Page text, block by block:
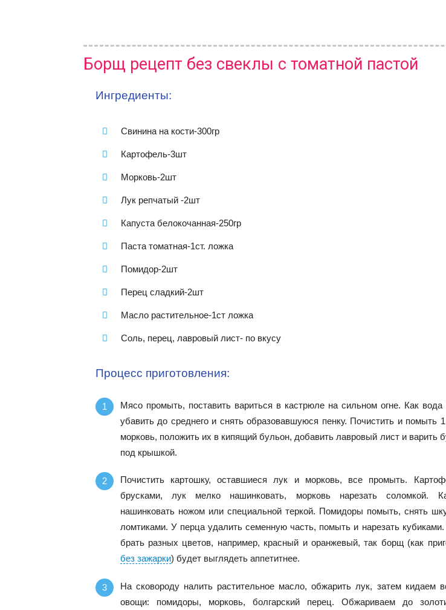
Борщ рецепт без свеклы с томатной пастой
Ингредиенты:
Свинина на кости-300гр
Картофель-3шт
Морковь-2шт
Лук репчатый -2шт
Капуста белокочанная-250гр
Паста томатная-1ст. ложка
Помидор-2шт
Перец сладкий-2шт
Масло растительное-1ст ложка
Соль, перец, лавровый лист- по вкусу
Процесс приготовления:
Мясо промыть, поставить вариться в кастрюле на сильном огне. Как вода
убавить до среднего и снять образовавшуюся пенку. Почистить и помыть
морковь, положить их в кипящий бульон, добавить лавровый лист и варить
под крышкой.
Почистить картошку, оставшиеся лук и морковь, все промыть.
брусками, лук мелко нашинковать, морковь нарезать соломкой.
нашинковать ножом или специальной теркой. Помидоры помыть, снять
ломтиками. У перца удалить семенную часть, помыть и нарезать
брать разных цветов, например, красный и оранжевый, так борщ (как
без зажарки) будет выглядеть аппетитнее.
На сковороду налить растительное масло, обжарить лук, затем кидаем
овощи: помидоры, морковь, болгарский перец. Обжариваем до